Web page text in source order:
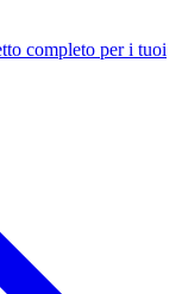
completo per i tuoi